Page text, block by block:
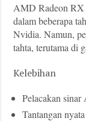
AMD Radeon RX
dalam beberapa
Nvidia. Namun,
tahta, terutama di
Kelebihan
Pelacakan
Tantangan